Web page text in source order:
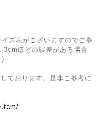
ズ表がございますのでご参
3cmほどの誤差がある場合
)
ております。是非ご参考に